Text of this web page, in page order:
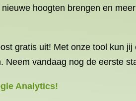
hoogten brengen en
gratis uit! Met onze tool kun
vandaag nog de eerste
Analytics!